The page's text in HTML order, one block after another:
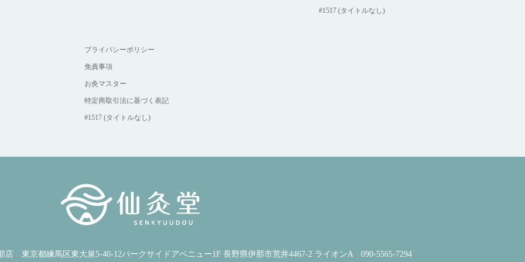
#1517 (タイトルなし)
プライバシーポリシー
免責事項
お灸マスター
特定商取引法に基づく表記
#1517 (タイトルなし)
店 東京都練馬区東大泉5-40-12パークサイドアベニュー1F 長野県伊那市荒井4467-2 ライオンA 090-5565-7294